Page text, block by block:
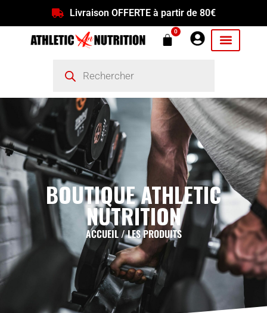
Livraison OFFERTE à partir de 80€
0
BOUTIQUE ATHLETIC
NUTRITION
ACCUEIL/ LES PRODUITS